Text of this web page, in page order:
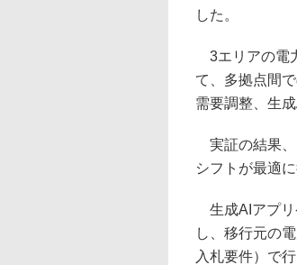
した。
3エリアの電
て、多拠点間
需要調整、生
実証の結果、
シフトが最適
生成AIアプリ
し、移行元の
入札要件）で